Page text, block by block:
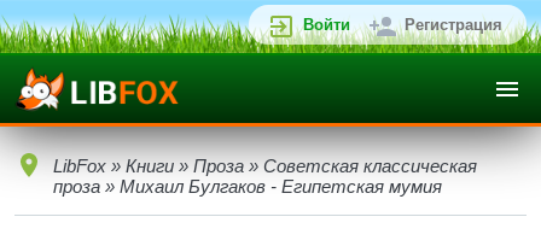
Войти Регистрация
LibFox » Книги » Проза » Советская классическая
проза » Михаил Булгаков - Египетская мумия